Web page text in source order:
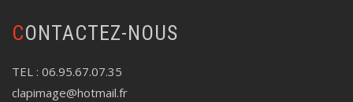
CONTACTEZ-NOUS
TEL : 06.95.67.07.35
clapimage@hotmail.fr